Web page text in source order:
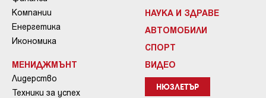
Компании
Енергетика
Икономика
МЕНИДЖМЪНТ
Лидерство
Техники за успех
НАУКА И ЗДРАВЕ
АВТОМОБИЛИ
СПОРТ
ВИДЕО
НЮЗЛЕТЪР